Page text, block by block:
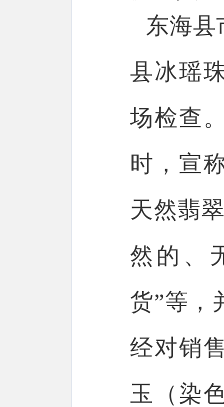
东海县
县冰瑶
场检查
时，宣
天然翡
然的、
货”等，
经对销
玉（染